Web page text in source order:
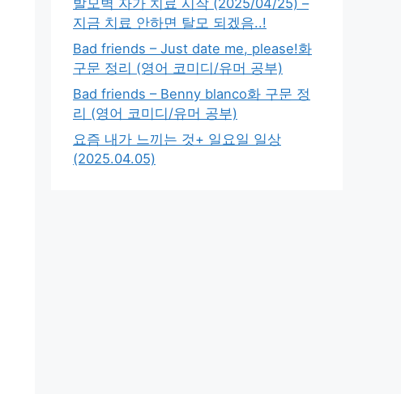
지금 치료 안하면 탈모 되겠음..!
Bad friends – Just date me, please!화
구문 정리 (영어 코미디/유머 공부)
Bad friends – Benny blanco화 구문 정
리 (영어 코미디/유머 공부)
요즘 내가 느끼는 것+ 일요일 일상
(2025.04.05)